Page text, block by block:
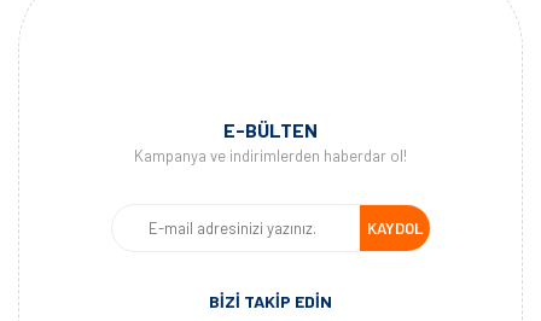
E-BÜLTEN
Kampanya ve indirimlerden haberdar ol!
KAYDOL
BİZİ TAKİP EDİN